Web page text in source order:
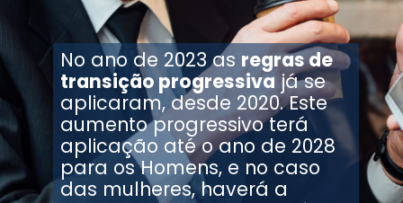
No ano de 2023 as regras de
transição progressiva já se
aplicaram, desde 2020. Este
aumento progressivo terá
aplicação até o ano de 2028
para os Homens, e no caso
das mulheres, haverá a